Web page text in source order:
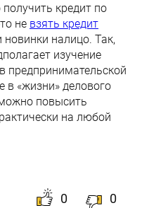
кредит по
не взять кредит
новинки налицо. Так,
изучение
предпринимательской
в «жизни» делового
повысить
на любой
0 0